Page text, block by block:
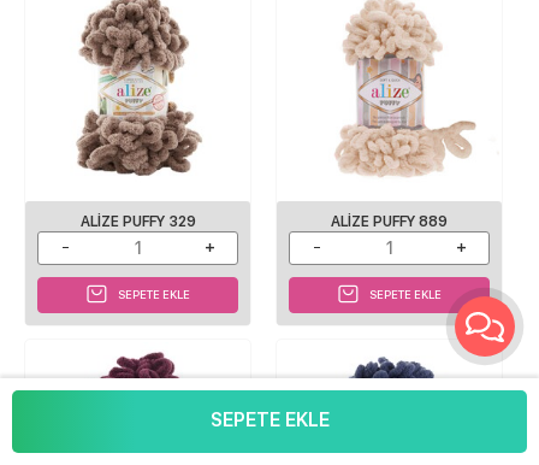
SEPETE EKLE
ALIZE PUFFY 329
SEPETE EKLE
ALIZE PUFFY 889
SEPETE EKLE